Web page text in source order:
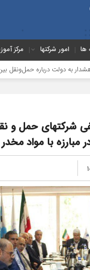
ها امور شرکتها مرکز
حمل‌ونقل بین‌المللی؛ شرکت‌ها
حمل و
مبارزه با مواد مخدر